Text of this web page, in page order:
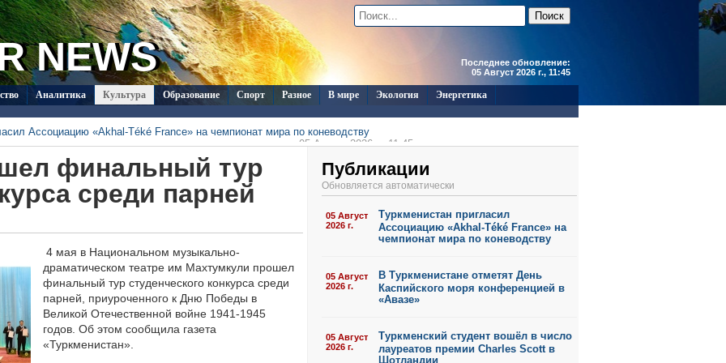
NEWS
Последнее обновление:
05 Август 2026 г., 11:45
Аналитика Культура Образование Спорт Разное В мире Экология
Энергетика
Ассоциацию «Akhal-Téké France» на чемпионат мира по коневодству
05 Август 2026 г., 11:45
День Каспийского моря конференцией в «Авазе»
05 Август 2026 г., 11:44
вошёл в число лауреатов премии Charles Scott в
05 Август 2026 г., 11:43
Туркменистана по футболу стартует матчем
05 Август 2026 г., 11:41
завоевали 21 медаль на чемпионате Центральной Азии
05 Август 2026 г., 11:39
04 Август 2026 г., 10:55
финальный тур
среди парней
4 мая в Национальном музыкально-
драматическом театре им Махтумкули прошел
финальный тур студенческого конкурса среди
парней, приуроченного к Дню Победы в
Великой Отечественной войне 1941-1945
годов. Об этом сообщила газета
«Туркменистан».
Публикации
Обновляется автоматически
05 Август
2026 г.
Туркменистан пригласил
Ассоциацию «Akhal-Téké France» на
чемпионат мира по коневодству
05 Август
2026 г.
В Туркменистане отметят День
Каспийского моря конференцией в
«Авазе»
05 Август
2026 г.
Туркменский студент вошёл в число
лауреатов премии Charles Scott в
Шотландии